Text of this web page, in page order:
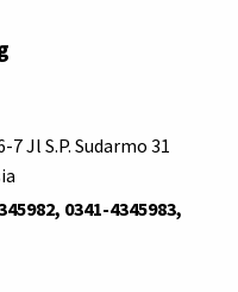
7 Jl S.P. Sudarmo 31
0341-4345983,